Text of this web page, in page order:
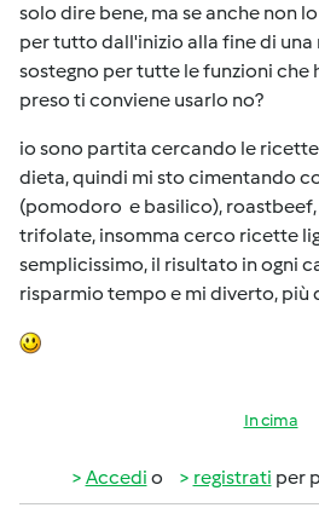
solo dire bene, ma se anche non
per tutto dall'inizio alla fine di
sostegno per tutte le funzioni che
preso ti conviene usarlo no?
io sono partita cercando le
dieta, quindi mi sto cimentando
(pomodoro e basilico),
trifolate, insomma cerco ricette
semplicissimo, il risultato in ogni
risparmio tempo e mi diverto, più
In cima
Accedi o registrati per